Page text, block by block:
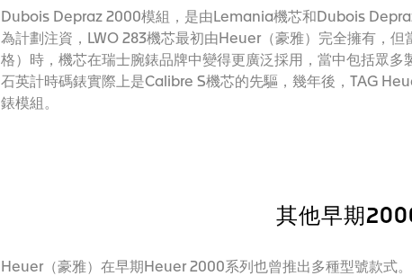
Dubois Depraz 2000模組，是由Lemania機芯和Dubois
為計劃注資，LWO 283機芯最初由Heuer（豪雅）完全擁有，
格）時，機芯在瑞士腕錶品牌中變得更廣泛採用，當中包括眾多
石英計時碼錶實際上是Calibre S機芯的先驅，幾年後，TAG
錶模組。
其他早期
Heuer（豪雅）在早期Heuer 2000系列也曾推出多種型號款式